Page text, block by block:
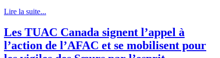
Lire la suite...
Les TUAC Canada signent l’appel à
l’action de l’AFAC et se mobilisent pour